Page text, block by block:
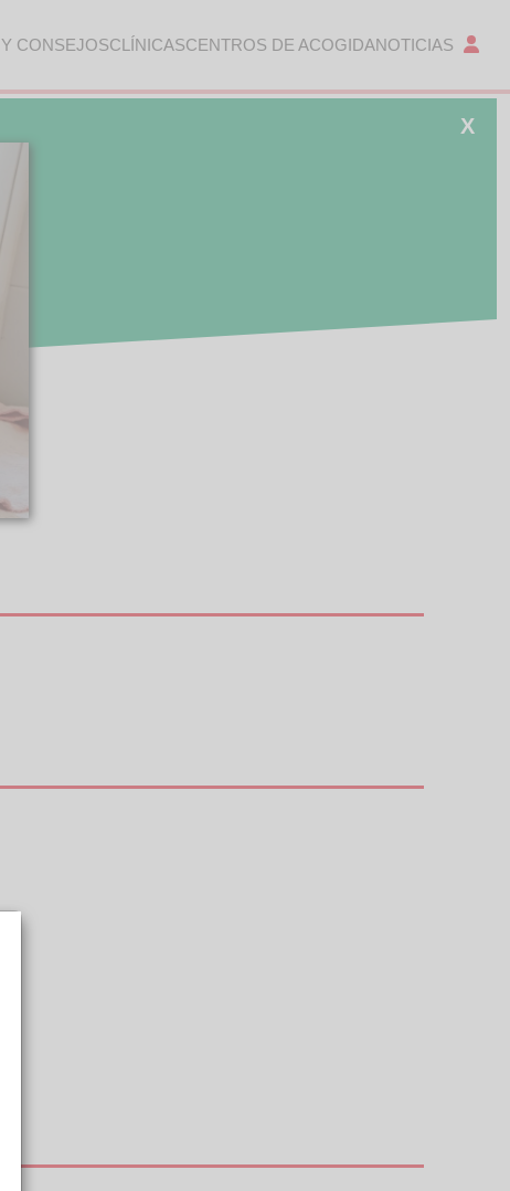
CONSEJOSCLÍNICASCENTROS DE ACOGIDANOTICIAS
X